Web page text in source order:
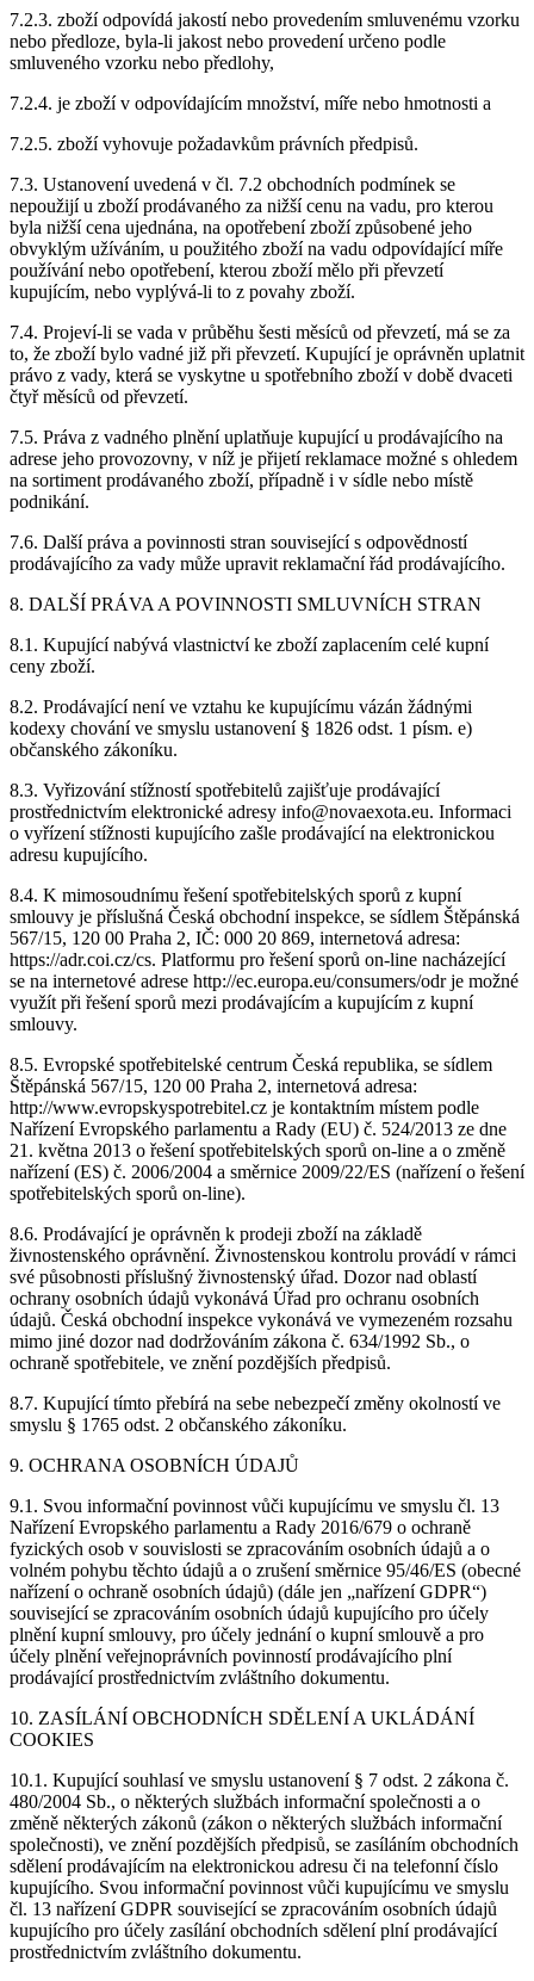
7.2.3. zboží odpovídá jakostí nebo provedením smluvenému vzorku
nebo předloze, byla-li jakost nebo provedení určeno podle
smluveného vzorku nebo předlohy,
7.2.4. je zboží v odpovídajícím množství, míře nebo hmotnosti a
7.2.5. zboží vyhovuje požadavkům právních předpisů.
7.3. Ustanovení uvedená v čl. 7.2 obchodních podmínek se
nepoužijí u zboží prodávaného za nižší cenu na vadu, pro kterou
byla nižší cena ujednána, na opotřebení zboží způsobené jeho
obvyklým užíváním, u použitého zboží na vadu odpovídající míře
používání nebo opotřebení, kterou zboží mělo při převzetí
kupujícím, nebo vyplývá-li to z povahy zboží.
7.4. Projeví-li se vada v průběhu šesti měsíců od převzetí, má se za
to, že zboží bylo vadné již při převzetí. Kupující je oprávněn uplatnit
právo z vady, která se vyskytne u spotřebního zboží v době dvaceti
čtyř měsíců od převzetí.
7.5. Práva z vadného plnění uplatňuje kupující u prodávajícího na
adrese jeho provozovny, v níž je přijetí reklamace možné s ohledem
na sortiment prodávaného zboží, případně i v sídle nebo místě
podnikání.
7.6. Další práva a povinnosti stran související s odpovědností
prodávajícího za vady může upravit reklamační řád prodávajícího.
8. DALŠÍ PRÁVA A POVINNOSTI SMLUVNÍCH STRAN
8.1. Kupující nabývá vlastnictví ke zboží zaplacením celé kupní
ceny zboží.
8.2. Prodávající není ve vztahu ke kupujícímu vázán žádnými
kodexy chování ve smyslu ustanovení § 1826 odst. 1 písm. e)
občanského zákoníku.
8.3. Vyřizování stížností spotřebitelů zajišťuje prodávající
prostřednictvím elektronické adresy info@novaexota.eu. Informaci
o vyřízení stížnosti kupujícího zašle prodávající na elektronickou
adresu kupujícího.
8.4. K mimosoudnímu řešení spotřebitelských sporů z kupní
smlouvy je příslušná Česká obchodní inspekce, se sídlem Štěpánská
567/15, 120 00 Praha 2, IČ: 000 20 869, internetová adresa:
https://adr.coi.cz/cs. Platformu pro řešení sporů on-line nacházející
se na internetové adrese http://ec.europa.eu/consumers/odr je možné
využít při řešení sporů mezi prodávajícím a kupujícím z kupní
smlouvy.
8.5. Evropské spotřebitelské centrum Česká republika, se sídlem
Štěpánská 567/15, 120 00 Praha 2, internetová adresa:
http://www.evropskyspotrebitel.cz je kontaktním místem podle
Nařízení Evropského parlamentu a Rady (EU) č. 524/2013 ze dne
21. května 2013 o řešení spotřebitelských sporů on-line a o změně
nařízení (ES) č. 2006/2004 a směrnice 2009/22/ES (nařízení o řešení
spotřebitelských sporů on-line).
8.6. Prodávající je oprávněn k prodeji zboží na základě
živnostenského oprávnění. Živnostenskou kontrolu provádí v rámci
své působnosti příslušný živnostenský úřad. Dozor nad oblastí
ochrany osobních údajů vykonává Úřad pro ochranu osobních
údajů. Česká obchodní inspekce vykonává ve vymezeném rozsahu
mimo jiné dozor nad dodržováním zákona č. 634/1992 Sb., o
ochraně spotřebitele, ve znění pozdějších předpisů.
8.7. Kupující tímto přebírá na sebe nebezpečí změny okolností ve
smyslu § 1765 odst. 2 občanského zákoníku.
9. OCHRANA OSOBNÍCH ÚDAJŮ
9.1. Svou informační povinnost vůči kupujícímu ve smyslu čl. 13
Nařízení Evropského parlamentu a Rady 2016/679 o ochraně
fyzických osob v souvislosti se zpracováním osobních údajů a o
volném pohybu těchto údajů a o zrušení směrnice 95/46/ES (obecné
nařízení o ochraně osobních údajů) (dále jen „nařízení GDPR“)
související se zpracováním osobních údajů kupujícího pro účely
plnění kupní smlouvy, pro účely jednání o kupní smlouvě a pro
účely plnění veřejnoprávních povinností prodávajícího plní
prodávající prostřednictvím zvláštního dokumentu.
10. ZASÍLÁNÍ OBCHODNÍCH SDĚLENÍ A UKLÁDÁNÍ
COOKIES
10.1. Kupující souhlasí ve smyslu ustanovení § 7 odst. 2 zákona č.
480/2004 Sb., o některých službách informační společnosti a o
změně některých zákonů (zákon o některých službách informační
společnosti), ve znění pozdějších předpisů, se zasíláním obchodních
sdělení prodávajícím na elektronickou adresu či na telefonní číslo
kupujícího. Svou informační povinnost vůči kupujícímu ve smyslu
čl. 13 nařízení GDPR související se zpracováním osobních údajů
kupujícího pro účely zasílání obchodních sdělení plní prodávající
prostřednictvím zvláštního dokumentu.